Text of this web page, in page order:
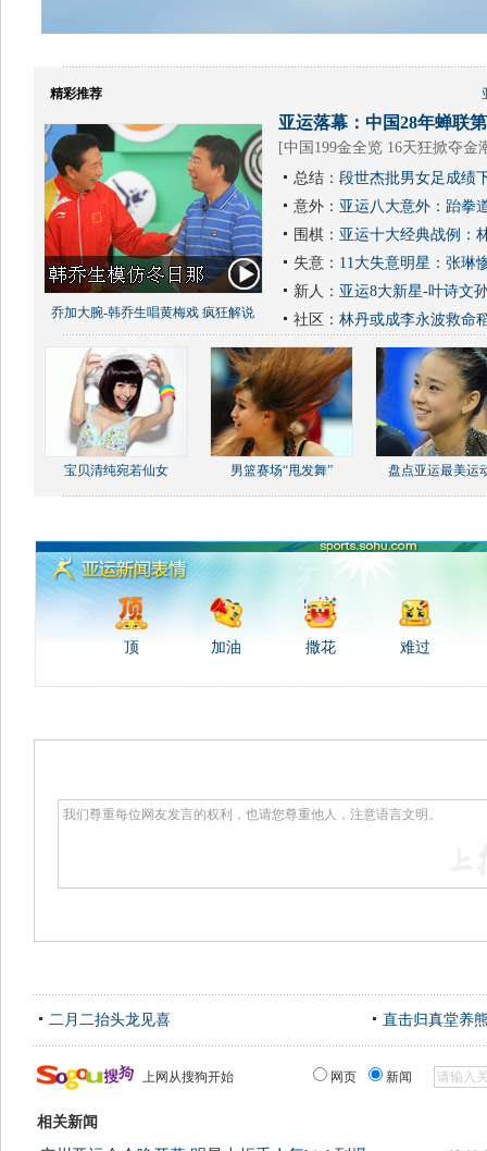
精彩推荐
乔加大腕-韩乔生唱黄梅戏 疯狂解说
亚运落幕：中国28年蝉联
[中国199金全览 16天狂掀夺金
总结： 段世杰批男女足成绩
意外： 亚运八大意外：跆拳
围棋： 亚运十大经典战例：
失意： 11大失意明星：张琳
新人： 亚运8大新星-叶诗文
社区： 林丹或成李永波救命
宝贝清纯宛若仙女 男篮赛场“甩发舞” 盘点亚运最美运
顶 加油 撒花 难过
二月二抬头龙见喜 直击归真堂养
上网从搜狗开始 网页 新闻
相关新闻